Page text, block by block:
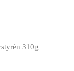
310g